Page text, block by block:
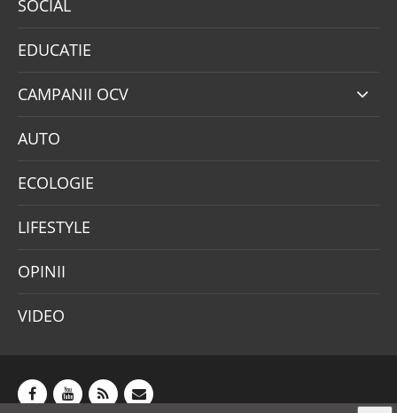
SOCIAL
EDUCATIE
CAMPANII OCV
AUTO
ECOLOGIE
LIFESTYLE
OPINII
VIDEO